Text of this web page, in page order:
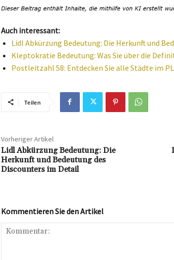
Auch interessant:
Lidl Abkürzung Bedeutung: Die Herkunft und
Kleptokratie Bedeutung: Was Sie über die
Postleitzahl 58: Entdecken Sie alle Städte im
Teilen
Vorheriger Artikel
Lidl Abkürzung Bedeutung: Die
Herkunft und Bedeutung des
Discounters im Detail
Kommentieren Sie den Artikel